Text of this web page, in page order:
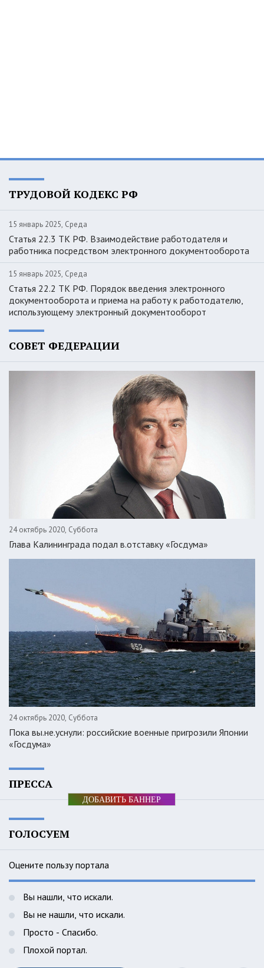
ТРУДОВОЙ КОДЕКС РФ
15 январь 2025, Среда
Статья 22.3 ТК РФ. Взаимодействие работодателя и
работника посредством электронного документооборота
15 январь 2025, Среда
Статья 22.2 ТК РФ. Порядок введения электронного
документооборота и приема на работу к работодателю,
использующему электронный документооборот
СОВЕТ ФЕДЕРАЦИИ
24 октябрь 2020, Суббота
Глава Калининграда подал в.отставку «Госдума»
24 октябрь 2020, Суббота
Пока вы.не.уснули: российские военные пригрозили Японии
«Госдума»
ПРЕССА
ДОБАВИТЬ БАННЕР
ГОЛОСУЕМ
Оцените пользу портала
Вы нашли, что искали.
Вы не нашли, что искали.
Просто - Спасибо.
Плохой портал.